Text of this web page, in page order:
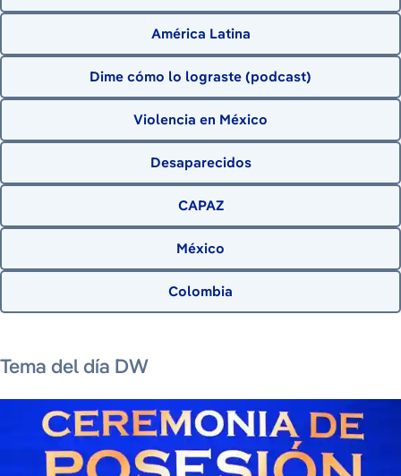
América Latina
Dime cómo lo lograste (podcast)
Violencia en México
Desaparecidos
CAPAZ
México
Colombia
Tema del día DW
8 de agosto de 2026